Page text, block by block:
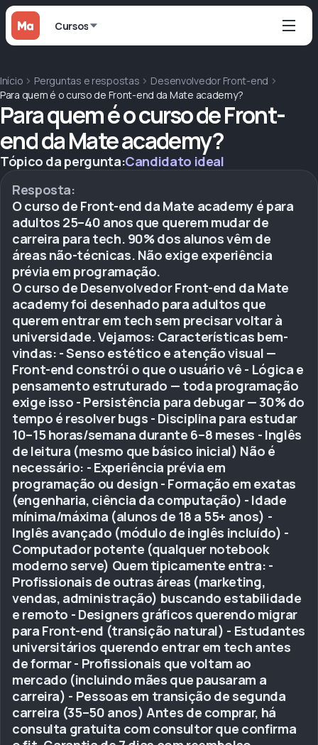
Cursos
Início Perguntas e respostas
Desenvolvedor Front-end
Para quem é o curso de Front-end da Mate academy?
Para quem é o curso de Front-
end da Mate academy?
Tópico da pergunta:Candidato ideal
Resposta:
O curso de Front-end da Mate academy é para
adultos 25–40 anos que querem mudar de
carreira para tech. 90% dos alunos vêm de
áreas não-técnicas. Não exige experiência
prévia em programação.
O curso de Desenvolvedor Front-end da Mate
academy foi desenhado para adultos que
querem entrar em tech sem precisar voltar à
universidade. Vejamos: Características bem-
vindas: - Senso estético e atenção visual —
Front-end constrói o que o usuário vê - Lógica e
pensamento estruturado — toda programação
exige isso - Persistência para debugar — 30% do
tempo é resolver bugs - Disciplina para estudar
10–15 horas/semana durante 6–8 meses - Inglês
de leitura (mesmo que básico inicial) Não é
necessário: - Experiência prévia em
programação ou design - Formação em exatas
(engenharia, ciência da computação) - Idade
mínima/máxima (alunos de 18 a 55+ anos) -
Inglês avançado (módulo de inglês incluído) -
Computador potente (qualquer notebook
moderno serve) Quem tipicamente entra: -
Profissionais de outras áreas (marketing,
vendas, administração) buscando estabilidade
e remoto - Designers gráficos querendo migrar
para Front-end (transição natural) - Estudantes
universitários querendo entrar em tech antes
de formar - Profissionais que voltam ao
mercado (incluindo mães que pausaram a
carreira) - Pessoas em transição de segunda
carreira (35–50 anos) Antes de comprar, há
consulta gratuita com consultor que confirma